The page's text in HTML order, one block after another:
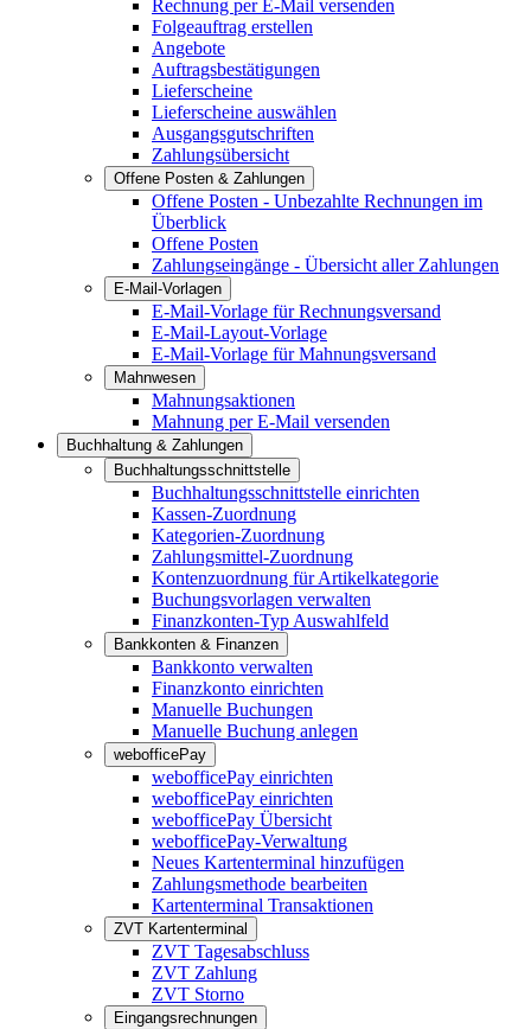
Rechnung per E-Mail versenden
Folgeauftrag erstellen
Angebote
Auftragsbestätigungen
Lieferscheine
Lieferscheine auswählen
Ausgangsgutschriften
Zahlungsübersicht
Offene Posten & Zahlungen
Offene Posten - Unbezahlte Rechnungen im
Überblick
Offene Posten
Zahlungseingänge - Übersicht aller Zahlungen
E-Mail-Vorlagen
E-Mail-Vorlage für Rechnungsversand
E-Mail-Layout-Vorlage
E-Mail-Vorlage für Mahnungsversand
Mahnwesen
Mahnungsaktionen
Mahnung per E-Mail versenden
Buchhaltung & Zahlungen
Buchhaltungsschnittstelle
Buchhaltungsschnittstelle einrichten
Kassen-Zuordnung
Kategorien-Zuordnung
Zahlungsmittel-Zuordnung
Kontenzuordnung für Artikelkategorie
Buchungsvorlagen verwalten
Finanzkonten-Typ Auswahlfeld
Bankkonten & Finanzen
Bankkonto verwalten
Finanzkonto einrichten
Manuelle Buchungen
Manuelle Buchung anlegen
webofficePay
webofficePay einrichten
webofficePay einrichten
webofficePay Übersicht
webofficePay-Verwaltung
Neues Kartenterminal hinzufügen
Zahlungsmethode bearbeiten
Kartenterminal Transaktionen
ZVT Kartenterminal
ZVT Tagesabschluss
ZVT Zahlung
ZVT Storno
Eingangsrechnungen